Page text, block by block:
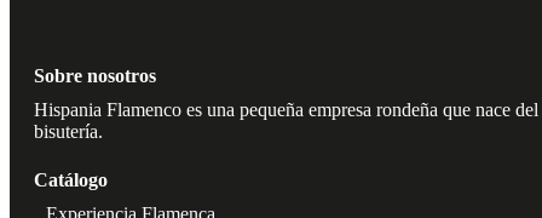
Sobre nosotros
Hispania Flamenco es una pequeña empresa rondeña que nace
bisutería.
Catálogo